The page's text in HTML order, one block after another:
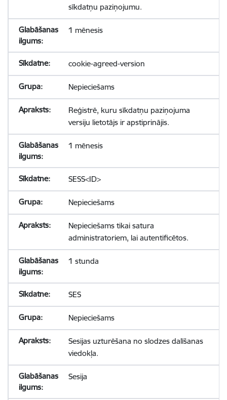
sīkdatņu paziņojumu.
1 mēnesis
cookie-agreed-version
Nepieciešams
Reģistrē, kuru sīkdatņu paziņojuma
versiju lietotājs ir apstiprinājis.
1 mēnesis
SESS<ID>
Nepieciešams
Nepieciešams tikai satura
administratoriem, lai autentificētos.
1 stunda
SES
Nepieciešams
Sesijas uzturēšana no slodzes dalīšanas
viedokļa.
Sesija